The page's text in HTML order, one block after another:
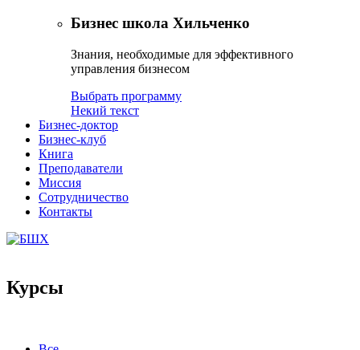
Бизнес школа Хильченко
Знания, необходимые для эффективного
управления бизнесом
Выбрать программу
Некий текст
Бизнес-доктор
Бизнес-клуб
Книга
Преподаватели
Миссия
Сотрудничество
Контакты
Курсы